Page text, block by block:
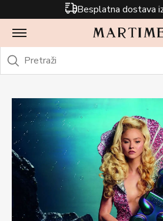
Besplatna dostava